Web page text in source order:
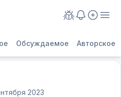
Обсуждаемое Авторское
2023